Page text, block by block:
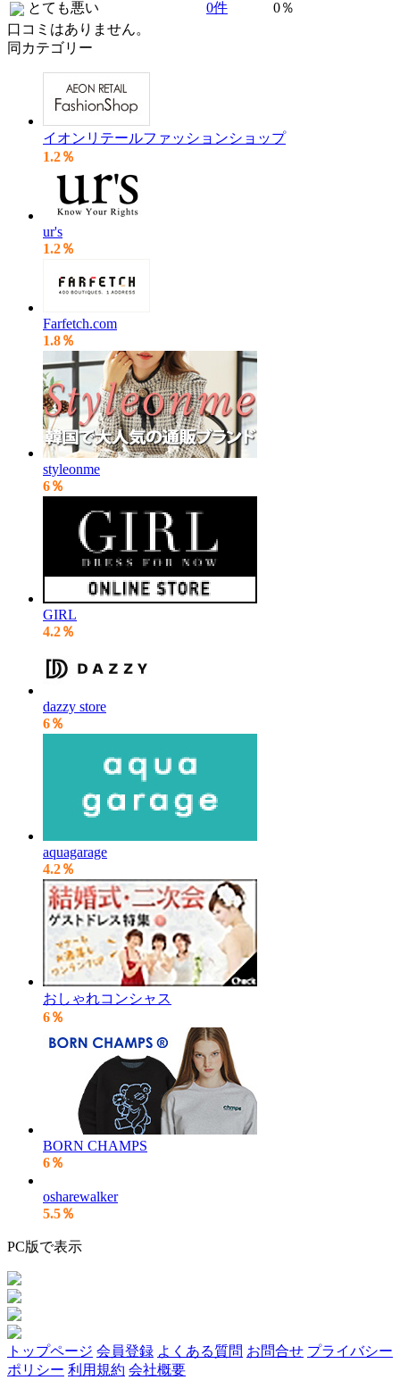
とても悪い
0件
0％
口コミはありません。
同カテゴリー
イオンリテールファッションショップ
1.2％
ur's
1.2％
Farfetch.com
1.8％
styleonme
6％
GIRL
4.2％
dazzy store
6％
aquagarage
4.2％
おしゃれコンシャス
6％
BORN CHAMPS
6％
osharewalker
5.5％
PC版で表示
トップページ 会員登録 よくある質問 お問合せ プライバシー
ポリシー 利用規約 会社概要